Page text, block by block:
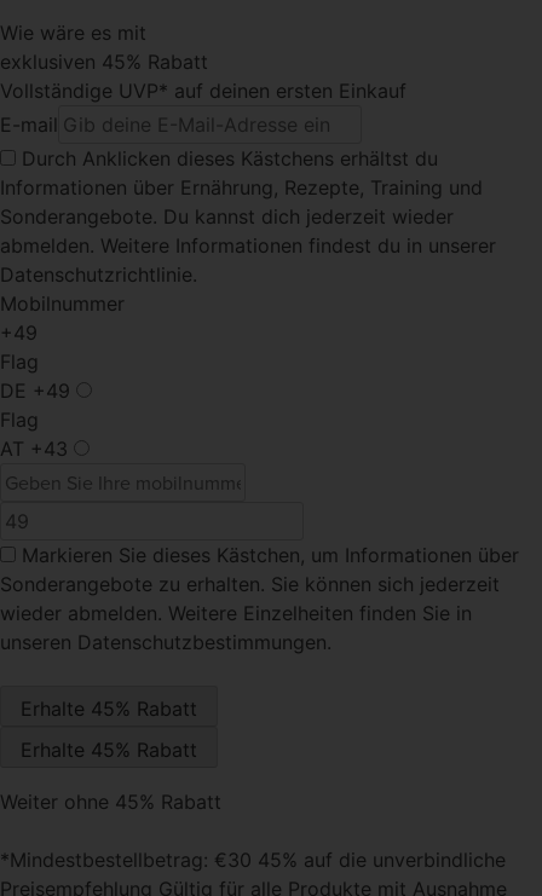
Wie wäre es mit
exklusiven 45% Rabatt
Vollständige UVP* auf deinen ersten Einkauf
E-mail
Durch Anklicken dieses Kästchens erhältst du
Informationen über Ernährung, Rezepte, Training und
Sonderangebote. Du kannst dich jederzeit wieder
abmelden. Weitere Informationen findest du in unserer
Datenschutzrichtlinie.
Mobilnummer
+49
Flag
DE +49
Flag
AT +43
Markieren Sie dieses Kästchen, um Informationen über
Sonderangebote zu erhalten. Sie können sich jederzeit
wieder abmelden. Weitere Einzelheiten finden Sie in
unseren Datenschutzbestimmungen.
Weiter ohne 45% Rabatt
*Mindestbestellbetrag: €30 45% auf die unverbindliche
Preisempfehlung Gültig für alle Produkte mit Ausnahme